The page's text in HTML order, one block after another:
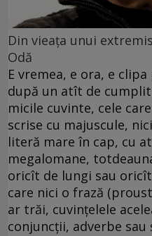
Din vieaţa unui
Odă
E vremea, e ora, e
după un atît de
micile cuvinte, cele
scrise cu majuscule,
literă mare în cap, cu
megalomane,
oricît de lungi sau
care nici o frază
ar trăi, cuvinţelele
conjuncţii, adverbe sau